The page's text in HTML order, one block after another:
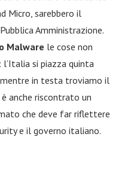
Micro, sarebbero il
Amministrazione.
Malware le cose non
si piazza quinta
mentre in testa troviamo il
anche riscontrato un
che deve far riflettere
e il governo italiano.